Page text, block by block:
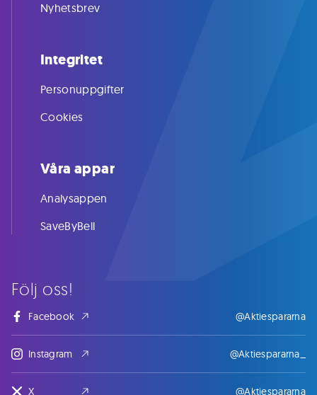
Följ oss!
Facebook @Aktiespararna
Instagram @Aktiespararna_
X @Aktiespararna
Nyhetsbrev
Integritet
Personuppgifter
Cookies
Våra appar
Analysappen
SaveByBell